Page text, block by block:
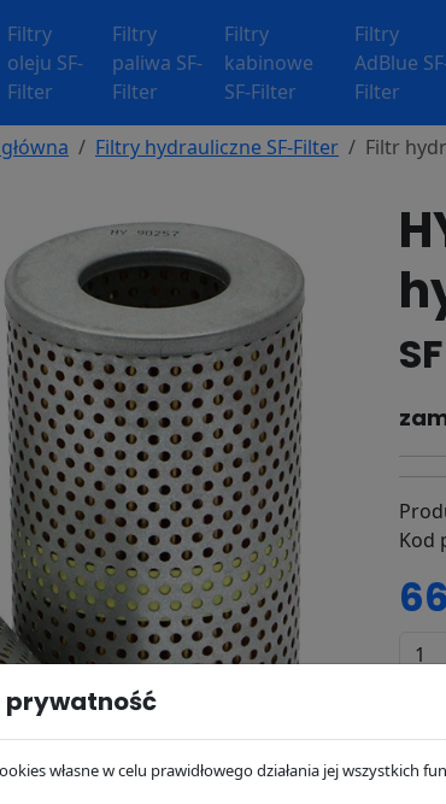
Filtry
oleju SF-
Filter
Filtry
paliwa SF-
Filter
Filtry
kabinowe
SF-Filter
Filtry
AdBlue
Filter
Filtry hydrauliczne SF-Filter Filtr
Kod
prywatność
własne w celu prawidłowego działania jej wszystkich